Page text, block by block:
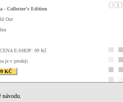
- Collector's Edition
Out
CENA E-SHOP: 99 Kč
je v prodeji
KČ
návodu.